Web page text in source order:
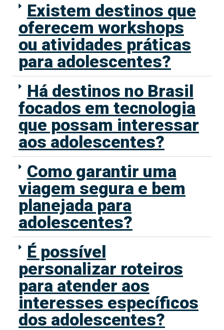
Existem destinos que
oferecem workshops
ou atividades práticas
para adolescentes?
Há destinos no Brasil
focados em tecnologia
que possam interessar
aos adolescentes?
Como garantir uma
viagem segura e bem
planejada para
adolescentes?
É possível
personalizar roteiros
para atender aos
interesses específicos
dos adolescentes?